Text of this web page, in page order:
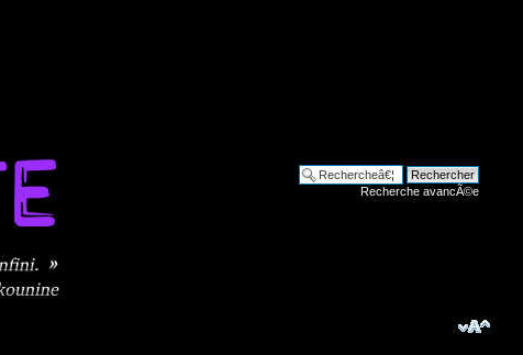
Recherche avancÃ©e